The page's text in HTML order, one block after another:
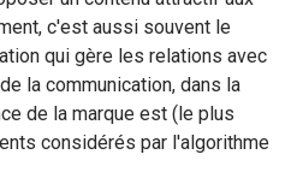
c'est aussi souvent le
qui gère les relations avec
la communication, dans la
de la marque est (le plus
considérés par l'algorithme